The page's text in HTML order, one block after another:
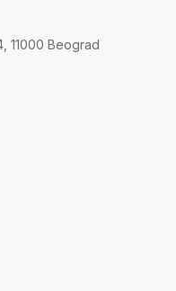
11000 Beograd